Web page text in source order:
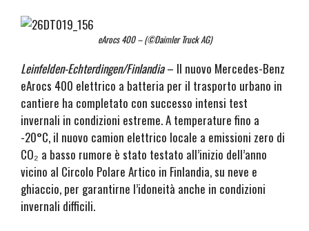
eArocs 400 – (©Daimler Truck AG)
Leinfelden-Echterdingen/Finlandia– Il nuovo Mercedes-Benz
eArocs 400 elettrico a batteria per il trasporto urbano in
cantiere ha completato con successo intensi test
invernali in condizioni estreme. A temperature fino a
-20°C, il nuovo camion elettrico locale a emissioni zero di
CO₂ a basso rumore è stato testato all’inizio dell’anno
vicino al Circolo Polare Artico in Finlandia, su neve e
ghiaccio, per garantirne l’idoneità anche in condizioni
invernali difficili.